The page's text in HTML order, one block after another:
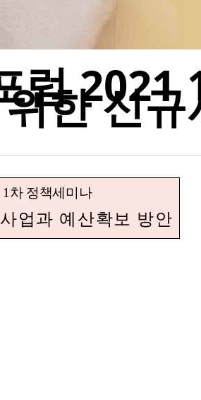
럼 2021
한 신
차 정책세미나
업과 예산확보 방안